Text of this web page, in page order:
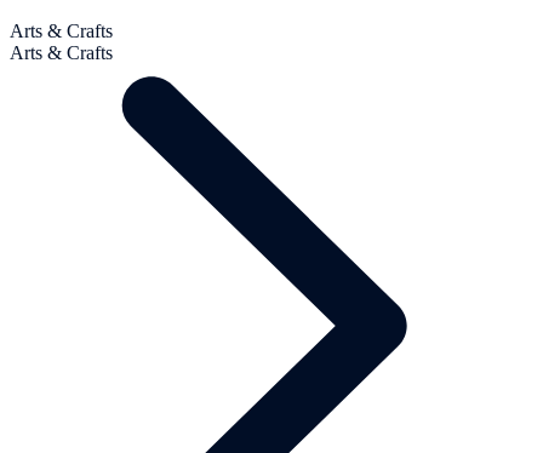
Arts & Crafts
Arts & Crafts